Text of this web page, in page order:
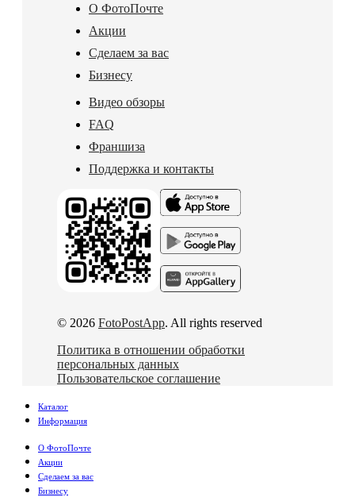
О ФотоПочте
Акции
Сделаем за вас
Бизнесу
Видео обзоры
FAQ
Франшиза
Поддержка и контакты
© 2026 FotoPostApp. All rights reserved
Политика в отношении обработки
персональных данных
Пользовательское соглашение
Каталог
Информация
О ФотоПочте
Акции
Сделаем за вас
Бизнесу